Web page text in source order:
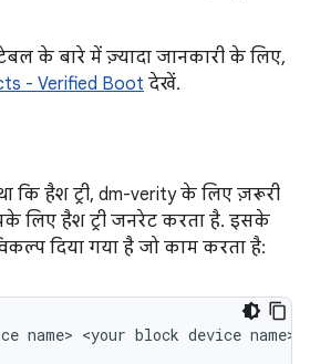
के बारे में ज़्यादा जानकारी के लिए,
- Verified Boot देखें.
कि हैश ट्री, dm-verity के लिए ज़रूरी
लिए हैश ट्री जनरेट करता है. इसके
दिया गया है जो काम करता है: